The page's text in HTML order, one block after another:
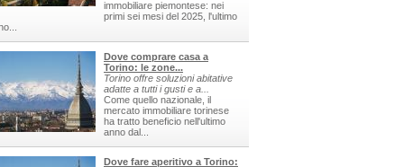
immobiliare piemontese: nei
primi sei mesi del 2025, l'ultimo
Dove comprare casa a
Torino: le zone...
Torino offre soluzioni abitative
adatte a tutti i gusti e a...
Come quello nazionale, il
mercato immobiliare torinese
ha tratto beneficio nell'ultimo
anno dal...
Dove fare aperitivo a Torino: